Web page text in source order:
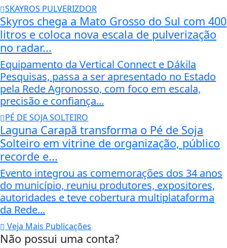
SKAYROS PULVERIZDOR
Skyros chega a Mato Grosso do Sul com 400
litros e coloca nova escala de pulverização
no radar...
Equipamento da Vertical Connect e Dákila
Pesquisas, passa a ser apresentado no Estado
pela Rede Agronosso, com foco em escala,
precisão e confiança...
PÉ DE SOJA SOLTEIRO
Laguna Carapã transforma o Pé de Soja
Solteiro em vitrine de organização, público
recorde e...
Evento integrou as comemorações dos 34 anos
do município, reuniu produtores, expositores,
autoridades e teve cobertura multiplataforma
da Rede...
Veja Mais Publicações
Não possui uma conta?